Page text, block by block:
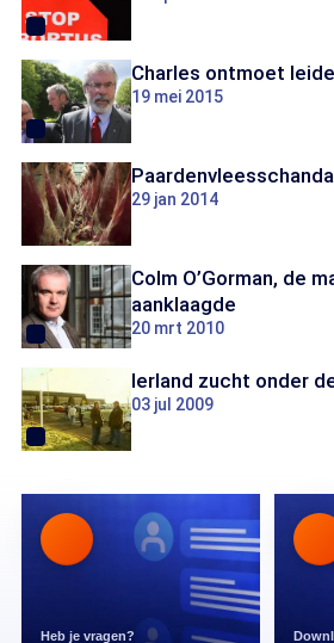
Charles ontmoet
19 mei 2015
29 jan 2014
Colm O’Gorman, de
aanklaagde
20 mrt 2010
Ierland zucht onder
03 jul 2009
Heb je vragen?